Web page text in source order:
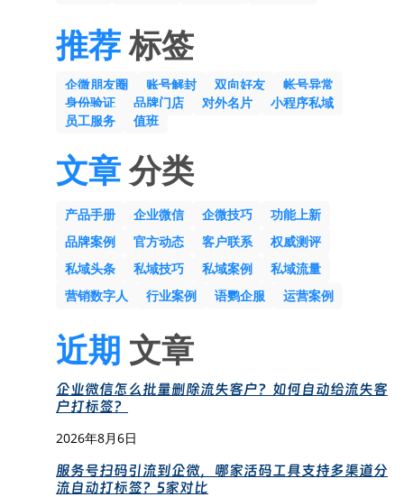
推荐标签
企微朋友圈 账号解封 双向好友
帐号异常
身份验证
品牌门店 对外名片
小程序私域
员工服务
值班
文章分类
产品手册 企业微信 企微技巧
功能上新
品牌案例
官方动态 客户联系
权威测评
私域头条
私域技巧 私域案例
私域流量
营销数字人
行业案例 语鹦企服 运营案例
近期 文章
企业微信怎么批量删除流失客户？如何自动给流失客
户打标签？
2026年8月6日
服务号扫码引流到企微，哪家活码工具支持多渠道分
流自动打标签？5家对比